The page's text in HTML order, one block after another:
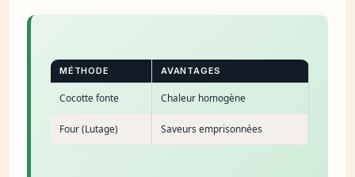
MÉTHODE AVANTAGES
Cocotte fonte Chaleur homogène
Four (Lutage) Saveurs emprisonnées